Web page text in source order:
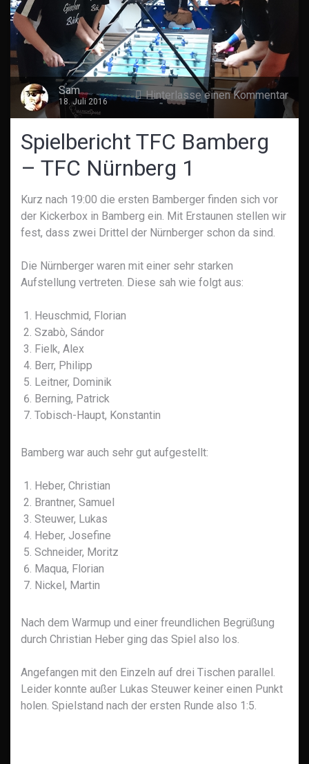
Hinterlasse einen Kommentar
Sam
18. Juli 2016
Spielbericht TFC Bamberg
– TFC Nürnberg 1
Kurz nach 19:00 die ersten Bamberger finden sich vor
der Kickerbox in Bamberg ein. Mit Erstaunen stellen wir
fest, dass zwei Drittel der Nürnberger schon da sind.
Die Nürnberger waren mit einer sehr starken
Aufstellung vertreten. Diese sah wie folgt aus:
Heuschmid, Florian
Szabò, Sándor
Fielk, Alex
Berr, Philipp
Leitner, Dominik
Berning, Patrick
Tobisch-Haupt, Konstantin
Bamberg war auch sehr gut aufgestellt:
Heber, Christian
Brantner, Samuel
Steuwer, Lukas
Heber, Josefine
Schneider, Moritz
Maqua, Florian
Nickel, Martin
Nach dem Warmup und einer freundlichen Begrüßung
durch Christian Heber ging das Spiel also los.
Angefangen mit den Einzeln auf drei Tischen parallel.
Leider konnte außer Lukas Steuwer keiner einen Punkt
holen. Spielstand nach der ersten Runde also 1:5.